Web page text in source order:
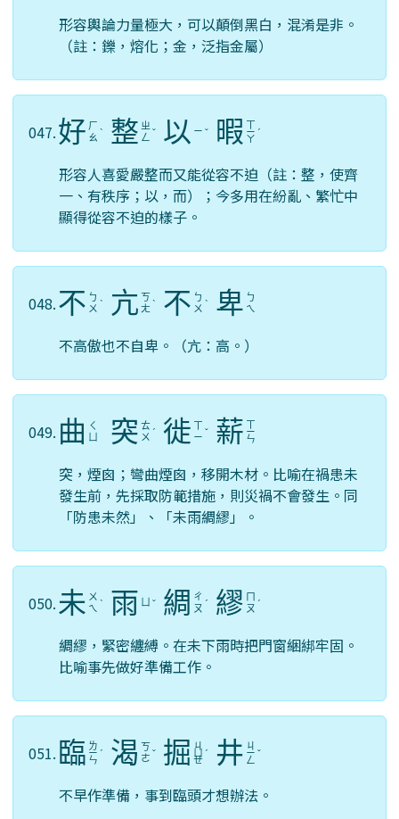
形容輿論力量極大，可以顛倒黑白，混淆是非。
（註：鑠，熔化；金，泛指金屬）
047.好 ㄏ
ㄠ ˋ 整 ㄓ
ㄥ ˇ 以 ㄧ ˇ 暇 ㄒ
ㄧ
ㄚ
ˊ
形容人喜愛嚴整而又能從容不迫（註：整，使齊
一、有秩序；以，而）；今多用在紛亂、繁忙中
顯得從容不迫的樣子。
048.不 ㄅ
ㄨ ˋ 亢 ㄎ
ㄤ ˋ 不 ㄅ
ㄨ ˋ 卑 ㄅ
ㄟ
不高傲也不自卑。（亢：高。）
049. 曲 ㄑ
突 ㄊ
ㄨ ˊ 徙 ㄒ
ㄧ ˇ 薪 ㄒ
ㄧ
ㄣ
突，煙囪；彎曲煙囪，移開木材。比喻在禍患未
發生前，先採取防範措施，則災禍不會發生。同
「防患未然」、「未雨綢繆」。
050. 未 ㄨ
ㄟ ˋ 雨 ˇ 綢 ㄔ
ㄡ ˊ 繆 ㄇ
ㄡ ˊ
綢繆，緊密纏縛。在未下雨時把門窗綑綁牢固。
比喻事先做好準備工作。
051. 臨 ㄌ
ㄧ
ㄣ
ˊ 渴 ㄎ
ㄜ ˇ 掘 ㄐ
ㄩ
ㄝ
ˊ 井 ㄐ
ㄧ
ㄥ
ˇ
不早作準備，事到臨頭才想辦法。